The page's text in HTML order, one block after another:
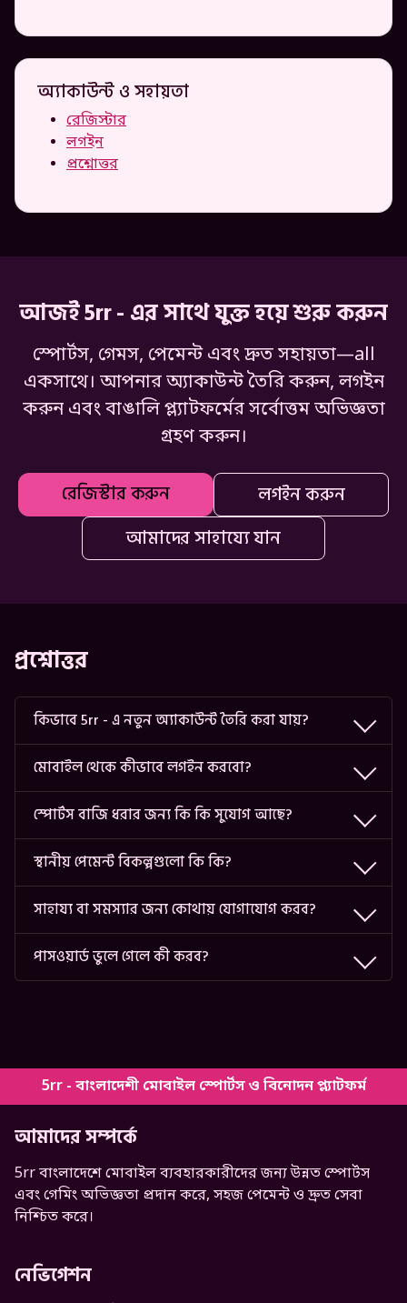
অ্যাকাউন্ট ও সহায়তা
রেজিস্টার
লগইন
প্রশ্নোত্তর
আজই 5rr - এর সাথে যুক্ত হয়ে শুরু করুন
স্পোর্টস, গেমস, পেমেন্ট এবং দ্রুত সহায়তা—all
একসাথে। আপনার অ্যাকাউন্ট তৈরি করুন, লগইন
করুন এবং বাঙালি প্ল্যাটফর্মের সর্বোত্তম অভিজ্ঞতা
গ্রহণ করুন।
রেজিস্টার করুন
লগইন করুন
আমাদের সাহায্যে যান
প্রশ্নোত্তর
কিভাবে 5rr - এ নতুন অ্যাকাউন্ট তৈরি করা যায়?
মোবাইল থেকে কীভাবে লগইন করবো?
স্পোর্টস বাজি ধরার জন্য কি কি সুযোগ আছে?
স্থানীয় পেমেন্ট বিকল্পগুলো কি কি?
সাহায্য বা সমস্যার জন্য কোথায় যোগাযোগ করব?
পাসওয়ার্ড ভুলে গেলে কী করব?
5rr - বাংলাদেশী মোবাইল স্পোর্টস ও বিনোদন প্ল্যাটফর্ম
আমাদের সম্পর্কে
5rr বাংলাদেশে মোবাইল ব্যবহারকারীদের জন্য উন্নত স্পোর্টস
এবং গেমিং অভিজ্ঞতা প্রদান করে, সহজ পেমেন্ট ও দ্রুত সেবা
নিশ্চিত করে।
নেভিগেশন